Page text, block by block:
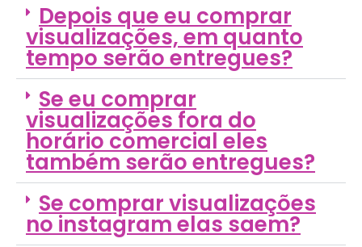
Depois que eu comprar
visualizações, em quanto
tempo serão entregues?
Se eu comprar
visualizações fora do
horário comercial eles
também serão entregues?
Se comprar visualizações
no instagram elas saem?